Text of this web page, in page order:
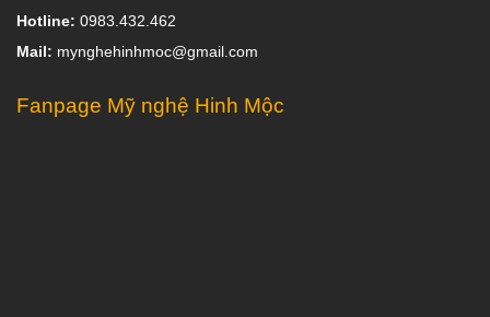
Hotline: 0983.432.462
Mail: mynghehinhmoc@gmail.com
Fanpage Mỹ nghệ Hinh Mộc